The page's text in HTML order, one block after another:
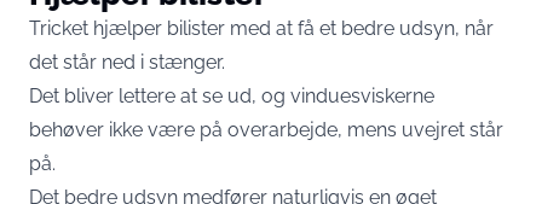
Tricket hjælper bilister med at få et bedre udsyn, når
det står ned i stænger.
Det bliver lettere at se ud, og vinduesviskerne
behøver ikke være på overarbejde, mens uvejret står
på.
Det bedre udsyn medfører naturligvis en øget